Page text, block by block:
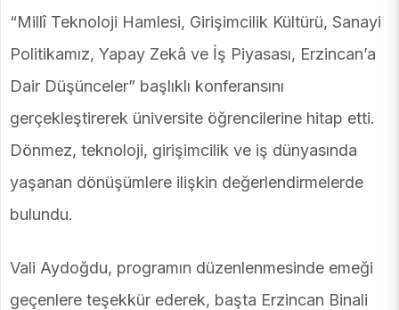
“Millî Teknoloji Hamlesi, Girişimcilik Kültürü, Sanayi
Politikamız, Yapay Zekâ ve İş Piyasası, Erzincan’a
Dair Düşünceler” başlıklı konferansını
gerçekleştirerek üniversite öğrencilerine hitap etti.
Dönmez, teknoloji, girişimcilik ve iş dünyasında
yaşanan dönüşümlere ilişkin değerlendirmelerde
bulundu.
Vali Aydoğdu, programın düzenlenmesinde emeği
geçenlere teşekkür ederek, başta Erzincan Binali